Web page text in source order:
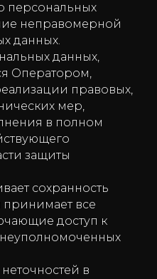
персональных
неправомерной
данных.
данных,
Оператором,
правовых,
мер,
в полном
защиты
сохранность
все
доступ к
в